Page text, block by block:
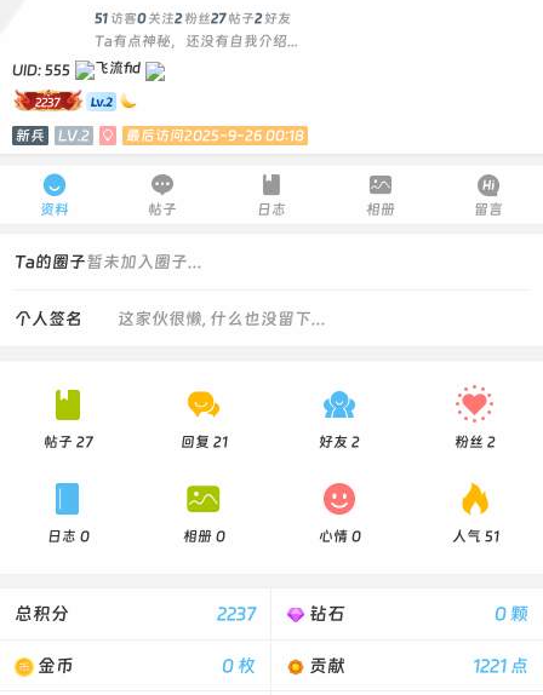
51 访客0 关注2粉丝27 帖子2 好友
Ta有点神秘，还没有自我介绍...
UID: 555
2237
新兵 LV.2  最后访问2025-9-26 00:18

资料

帖子

日志

相册

留言
Ta的圈子暂未加入圈子...
这家伙很懒, 什么也没留下...
个人签名

帖子 27

回复 21

好友 2

粉丝 2

日志 0

相册 0

心情 0

人气 51
2237
总积分 0 颗
钻石
0 枚
金币 1221 点
贡献